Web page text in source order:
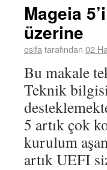
Mageia
üzerine
osifa tarafından 02
Bu makale
Teknik
5 artık çok
kurulum
artık UEFI